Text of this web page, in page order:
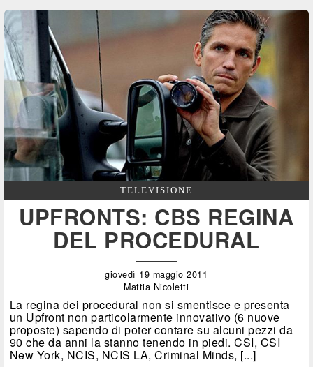
TELEVISIONE
UPFRONTS: CBS REGINA
DEL PROCEDURAL
giovedì 19 maggio 2011
Mattia Nicoletti
La regina dei procedural non si smentisce e presenta
un Upfront non particolarmente innovativo (6 nuove
proposte) sapendo di poter contare su alcuni pezzi da
90 che da anni la stanno tenendo in piedi. CSI, CSI
New York, NCIS, NCIS LA, Criminal Minds, [...]